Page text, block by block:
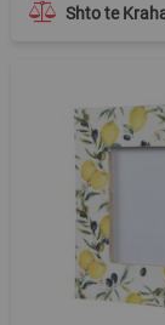
Shto te